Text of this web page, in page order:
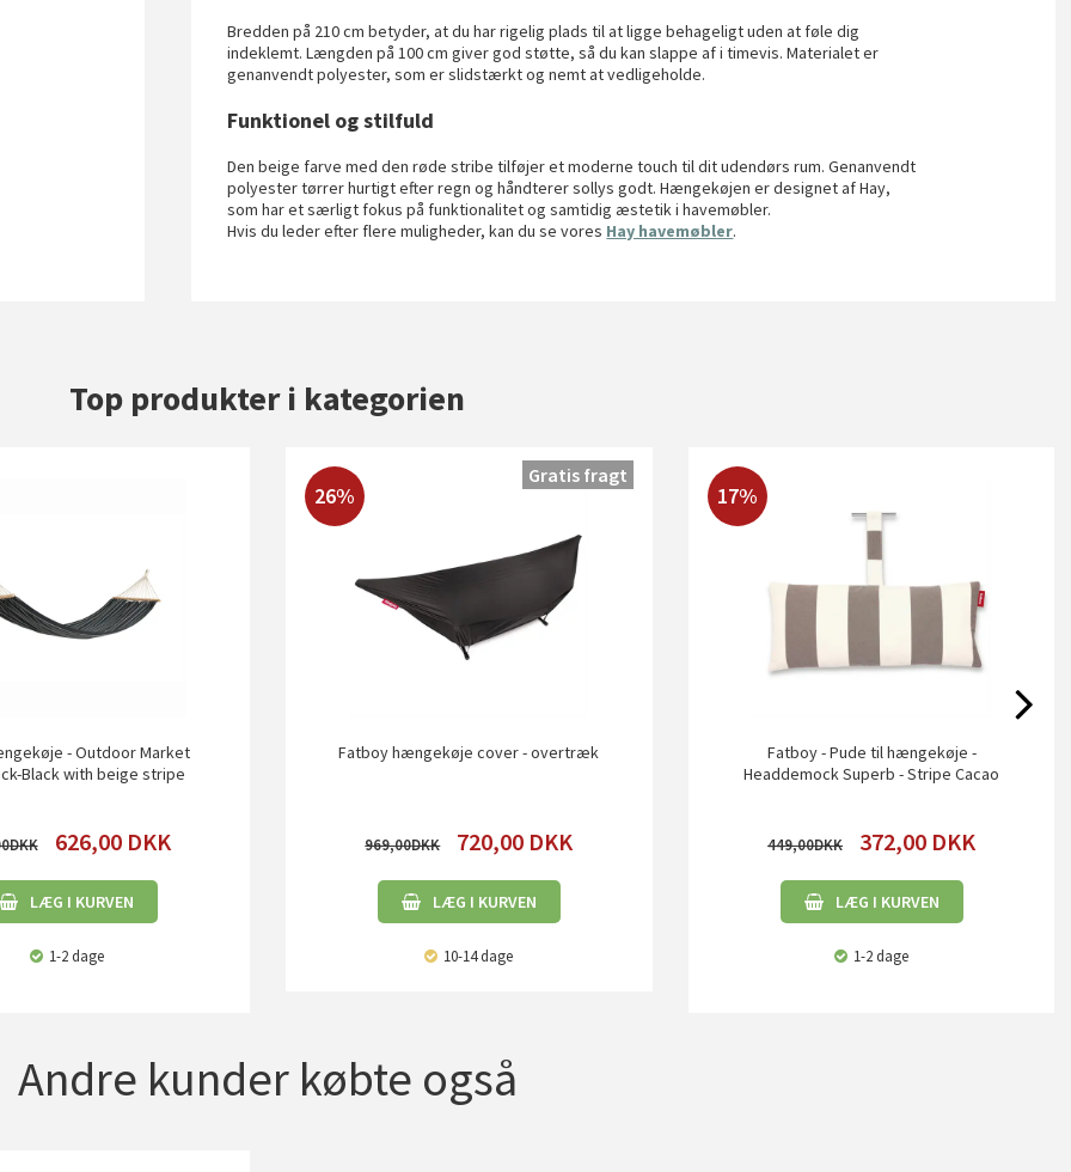
Bredden på 210 cm betyder, at du har rigelig plads til at ligge behageligt uden at føle dig
indeklemt. Længden på 100 cm giver god støtte, så du kan slappe af i timevis. Materialet er
genanvendt polyester, som er slidstærkt og nemt at vedligeholde.
Funktionel og stilfuld
Den beige farve med den røde stribe tilføjer et moderne touch til dit udendørs rum. Genanvendt
polyester tørrer hurtigt efter regn og håndterer sollys godt. Hængekøjen er designet af Hay,
som har et særligt fokus på funktionalitet og samtidig æstetik i havemøbler.
Hvis du leder efter flere muligheder, kan du se vores Hay havemøbler.
Top produkter i kategorien
- Outdoor Market
Black with beige stripe
626,00 DKK
LÆG I KURVEN
1-2 dage
26%
Fatboy hængekøje cover - overtræk
969,00 720,00 DKK
LÆG I KURVEN
10-14 dage
Gratis fragt
17%
Fatboy - Pude til hængekøje -
Headdemock Superb - Stripe Cacao
449,00 372,00 DKK
LÆG I KURVEN
1-2 dage
Andre kunder købte også